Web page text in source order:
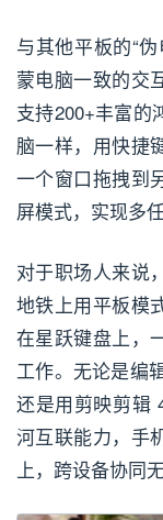
与其他平板的“
蒙电脑一致的交
支持200+丰富的
脑一样，用快捷
一个窗口拖拽到
屏模式，实现多
对于职场人来说
地铁上用平板模
在星跃键盘上，
工作。无论是编
还是用剪映剪辑
河互联能力，手
上，跨设备协同